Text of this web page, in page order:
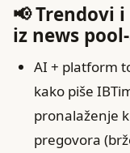
📢 Trendovi
iz news
AI + platform
kako piše
pronalaženje
pregovora